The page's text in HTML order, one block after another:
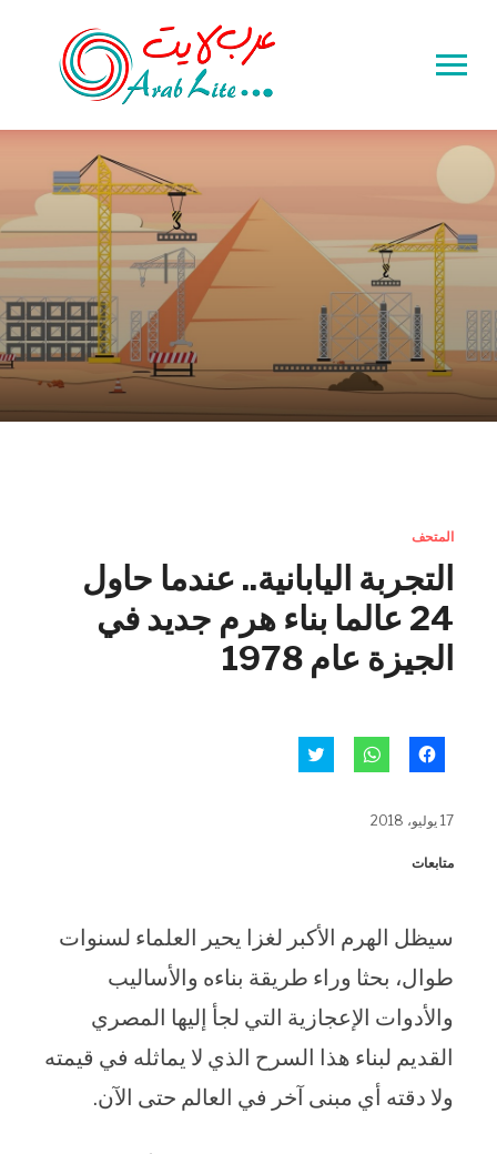
Toggle
&
navigation
المتحف
التجربة اليابانية.. عندما حاول
24 عالما بناء هرم جديد في
الجيزة عام 1978
للمشاركة
في
للمشاركة
17 يوليو، 2018
متابعات
سيظل الهرم الأكبر لغزا يحير العلماء لسنوات
طوال، بحثا وراء طريقة بناءه والأساليب
والأدوات الإعجازية التي لجأ إليها المصري
القديم لبناء هذا السرح الذي لا يماثله في قيمته
ولا دقته أي مبنى آخر في العالم حتى الآن.